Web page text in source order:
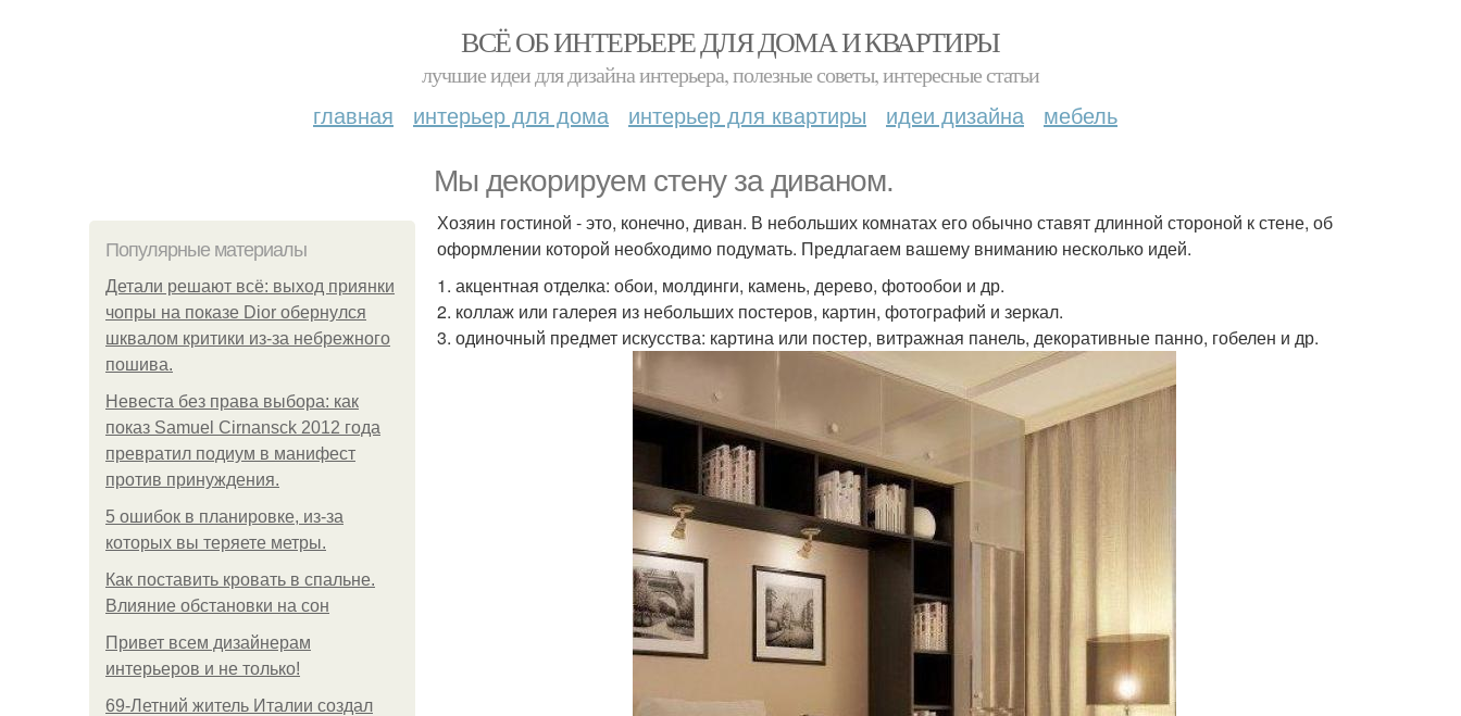
ВСЁ ОБ ИНТЕРЬЕРЕ ДЛЯ ДОМА И КВАРТИРЫ
лучшие идеи для дизайна интерьера, полезные советы, интересные статьи
главная интерьер для дома интерьер для квартиры идеи дизайна мебель
Мы декорируем стену за диваном.
Популярные материалы
Детали решают всё: выход приянки
чопры на показе Dior обернулся
шквалом критики из-за небрежного
пошива.
Невеста без права выбора: как
показ Samuel Cirnansck 2012 года
превратил подиум в манифест
против принуждения.
5 ошибок в планировке, из-за
которых вы теряете метры.
Как поставить кровать в спальне.
Влияние обстановки на сон
Привет всем дизайнерам
интерьеров и не только!
69-Летний житель Италии создал
Хозяин гостиной - это, конечно, диван. В небольших комнатах его обычно ставят длинной стороной к стене, об
оформлении которой необходимо подумать. Предлагаем вашему вниманию несколько идей.
1. акцентная отделка: обои, молдинги, камень, дерево, фотообои и др.
2. коллаж или галерея из небольших постеров, картин, фотографий и зеркал.
3. одиночный предмет искусства: картина или постер, витражная панель, декоративные панно, гобелен и др.